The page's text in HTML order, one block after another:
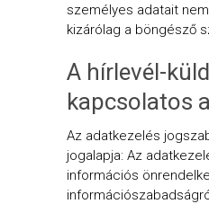
személyes adatait
kizárólag a böngésző
A hírlevél-
kapcsolatos
Az adatkezelés
jogalapja: Az
információs